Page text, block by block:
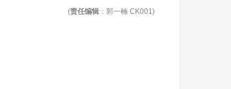
(责任编辑 ：郭一楠 CK001)